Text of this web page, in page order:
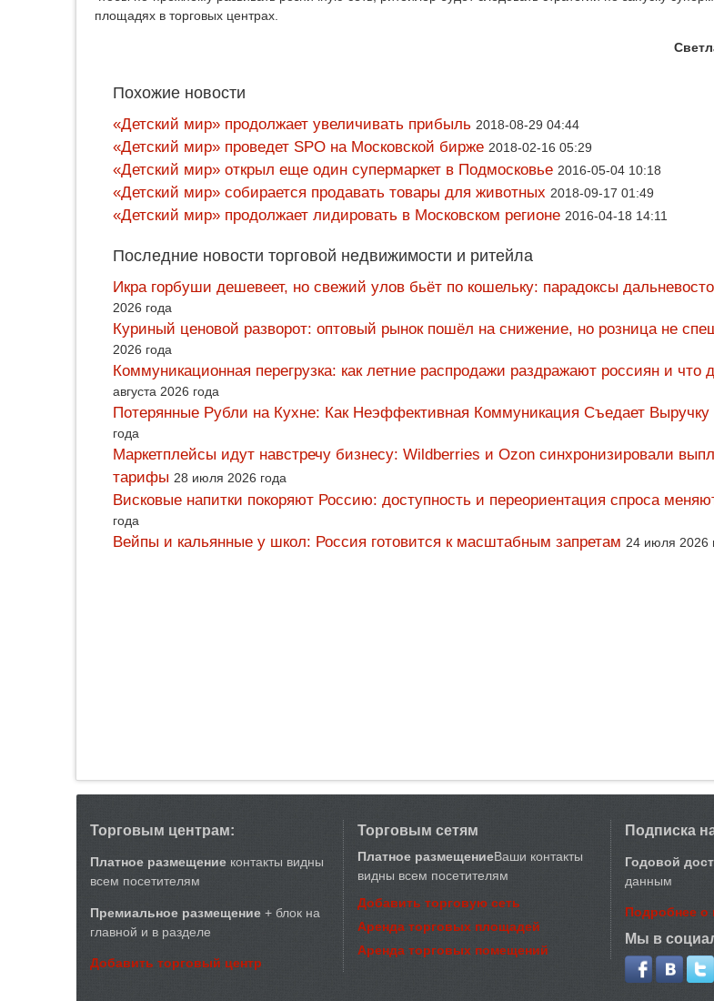
площадях в торговых центрах.
Похожие новости
«Детский мир» продолжает увеличивать прибыль 2018-08-29 04:44
«Детский мир» проведет SPO на Московской бирже 2018-02-16 05:29
«Детский мир» открыл еще один супермаркет в Подмосковье 2016-05-04 10:18
«Детский мир» собирается продавать товары для животных 2018-09-17 01:49
«Детский мир» продолжает лидировать в Московском регионе 2016-04-18 14:11
Последние новости торговой недвижимости и ритейла
Икра горбуши дешевеет, но свежий улов бьёт по кошельку: парадоксы
2026 года
Куриный ценовой разворот: оптовый рынок пошёл на снижение, но розница не
2026 года
Коммуникационная перегрузка: как летние распродажи раздражают россиян и что
августа 2026 года
Потерянные Рубли на Кухне: Как Неэффективная Коммуникация Съедает
года
Маркетплейсы идут навстречу бизнесу: Wildberries и Ozon синхронизировали
тарифы 28 июля 2026 года
Висковые напитки покоряют Россию: доступность и переориентация спроса
года
Вейпы и кальянные у школ: Россия готовится к масштабным запретам 24 июля 2026
Торговым центрам:
Платное размещение контакты видны
всем посетителям
Премиальное размещение + блок на
главной и в разделе
Добавить торговый центр
Торговым сетям
Платное размещениеВаши контакты
видны всем посетителям
Добавить торговую сеть
Аренда торговых площадей
Аренда торговых помещений
Подписка
Годовой
данным
Подробнее о
Мы в